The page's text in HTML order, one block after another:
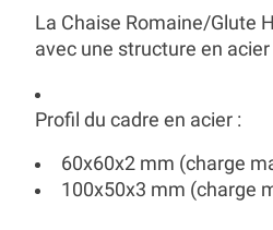
La Chaise Romaine/Glute
avec une structure en
Profil du cadre en acier :
60x60x2 mm (charge
100x50x3 mm (charge